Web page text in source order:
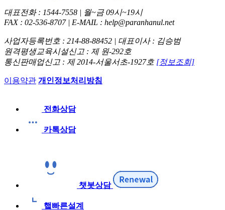
대표전화 : 1544-7558 | 월~금 09시~19시
FAX : 02-536-8707 | E-MAIL : help@paranhanul.net
사업자등록번호 : 214-88-88452 | 대표이사 : 김승범
원격평생교육시설신고 : 제 원-292호
통신판매업신고 : 제 2014-서울서초-1927호 [정보조회]
이용약관 개인정보처리방침
전화상담
카톡상담
챗봇상담
햌빠른설계